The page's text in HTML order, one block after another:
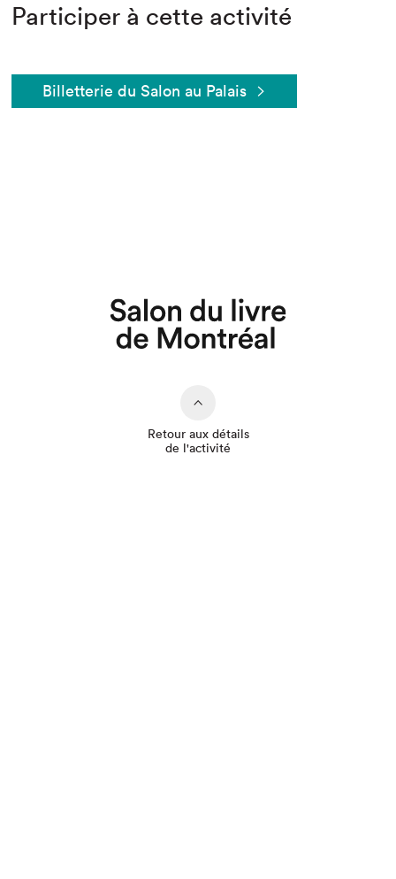
Participer à cette activité
Billetterie du Salon au Palais
Retour aux détails
de l'activité